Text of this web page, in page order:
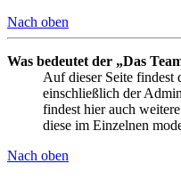
Nach oben
Was bedeutet der „Das
Auf dieser Seite findest
einschließlich der
findest hier auch
diese im Einzelnen
Nach oben